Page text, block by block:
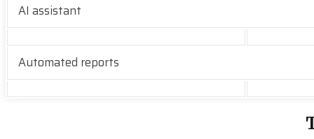
AI assistant
Automated reports